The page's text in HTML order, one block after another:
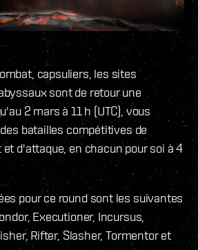
capsuliers, les sites
sont de retour une
2 mars à 11 h (UTC), vous
batailles compétitives de
d'attaque, en chacun pour soi à 4
pour ce round sont les suivantes
Executioner, Incursus,
Rifter, Slasher, Tormentor et